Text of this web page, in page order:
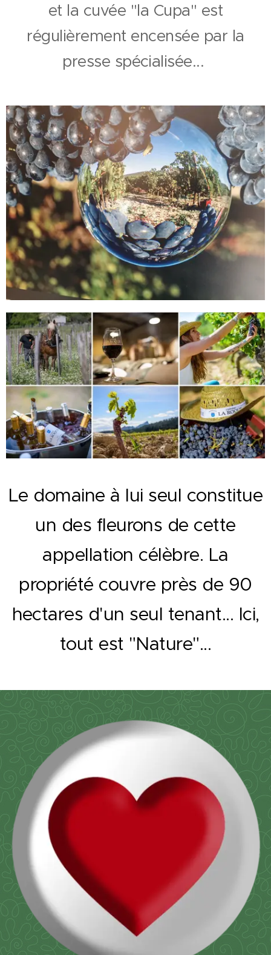
et la cuvée "la Cupa" est
régulièrement encensée par la
presse spécialisée...
Le domaine à lui seul constitue
un des fleurons de cette
appellation célèbre. La
propriété couvre près de 90
hectares d'un seul tenant... Ici,
tout est "Nature"...